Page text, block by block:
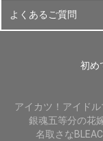
よくあるご質問
初め
アイカツ！ アイド
銀魂五等分の花
名取さな